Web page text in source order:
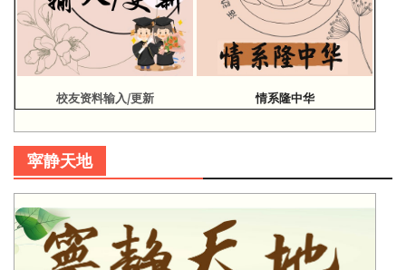
校友资料输入/更新 情系隆中华
寜静天地